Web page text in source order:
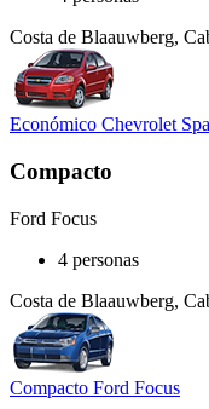
Costa de Blaauwberg,
Económico Chevrolet
Compacto
Ford Focus
4 personas
Costa de Blaauwberg,
Compacto Ford Focus